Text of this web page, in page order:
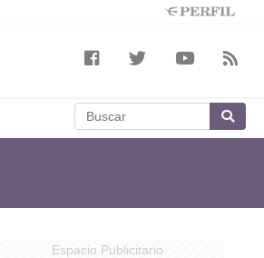
Espacio Publicitario